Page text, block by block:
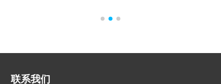
联系我们